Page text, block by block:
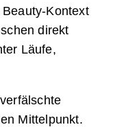
Kontext
direkt
Läufe,
Mittelpunkt.